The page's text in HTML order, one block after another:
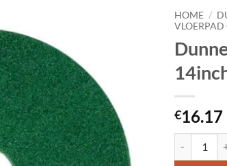
HOME /
VLOERPAD
€16.17